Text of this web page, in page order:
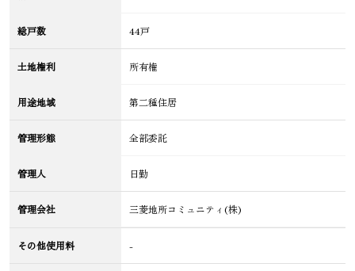
総戸数 44戸
土地権利 所有権
用途地域 第二種住居
管理形態 全部委託
管理人 日勤
管理会社 三菱地所コミュニティ(株)
その他使用料 -